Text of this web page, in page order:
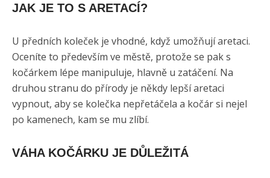
JAK JE TO S ARETACÍ?
U předních koleček je vhodné, když umožňují aretaci.
Oceníte to především ve městě, protože se pak s
kočárkem lépe manipuluje, hlavně u zatáčení. Na
druhou stranu do přírody je někdy lepší aretaci
vypnout, aby se kolečka nepřetáčela a kočár si nejel
po kamenech, kam se mu zlíbí.
VÁHA KOČÁRKU JE DŮLEŽITÁ